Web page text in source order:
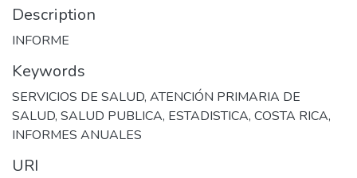
Description
INFORME
Keywords
SERVICIOS DE SALUD, ATENCIÓN PRIMARIA DE
SALUD, SALUD PUBLICA, ESTADISTICA, COSTA RICA,
INFORMES ANUALES
URI